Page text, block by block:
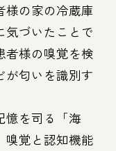
様の家の冷蔵庫
気づいたことで
者様の嗅覚を検
が匂いを識別す
憶を司る「海
嗅覚と認知機能